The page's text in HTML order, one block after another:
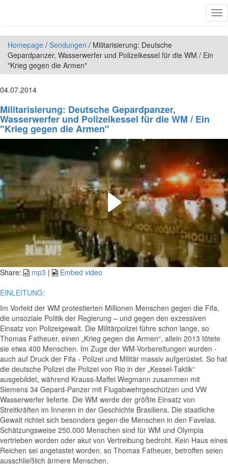
Homepage / Sendungen / Militarisierung: Deutsche
Gepardpanzer, Wasserwerfer und Polizeikessel für die WM / Ein
"Krieg gegen die Armen"
04.07.2014
Militarisierung: Deutsche Gepardpanzer,
Wasserwerfer und Polizeikessel für die WM / Ein
"Krieg gegen die Armen"
Play
Video
Share: mp3 |
Embed video
EINLEITUNG:
Im Vorfeld der WM protestierten Millionen Menschen gegen die Fifa,
die unsoziale Politik der Regierung – und gegen den exzessiven
Einsatz von Polizeigewalt. Die Militärpolizei führe schon lange, so
Thomas Fatheuer, einen „Krieg gegen die Armen“, allein 2013 tötete
sie etwa 400 Menschen. Im Zuge der WM-Vorbereitungen wurden -
auch auf Druck der Fifa - Polizei und Militär massiv aufgerüstet. So hat
die deutsche Polizei die Polizei von Rio in der „Kessel-Taktik“
ausgebildet, während Krauss-Maffei Wegmann zusammen mit
Siemens 34 Gepard-Panzer mit Flugabwehrgeschützen und VW
Wasserwerfer lieferte. Die WM werde der größte Einsatz von
Streitkräften im Inneren in der Geschichte Brasiliens. Die staatliche
Gewalt richtet sich besonders gegen die Menschen in den Favelas.
Schätzungsweise 250.000 Menschen sind für WM und Olympia
vertrieben worden oder akut von Vertreibung bedroht. Kein Haus eines
Reichen sei angetastet worden, so Thomas Fatheuer, betroffen seien
ausschließlich ärmere Menschen.